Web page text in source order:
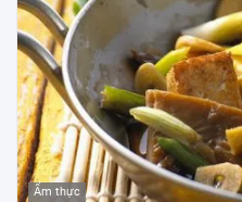
Ẩm thực